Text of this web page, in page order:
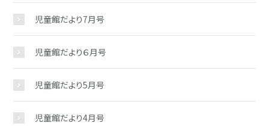
児童館だより7月号
児童館だより６月号
児童館だより5月号
児童館だより4月号